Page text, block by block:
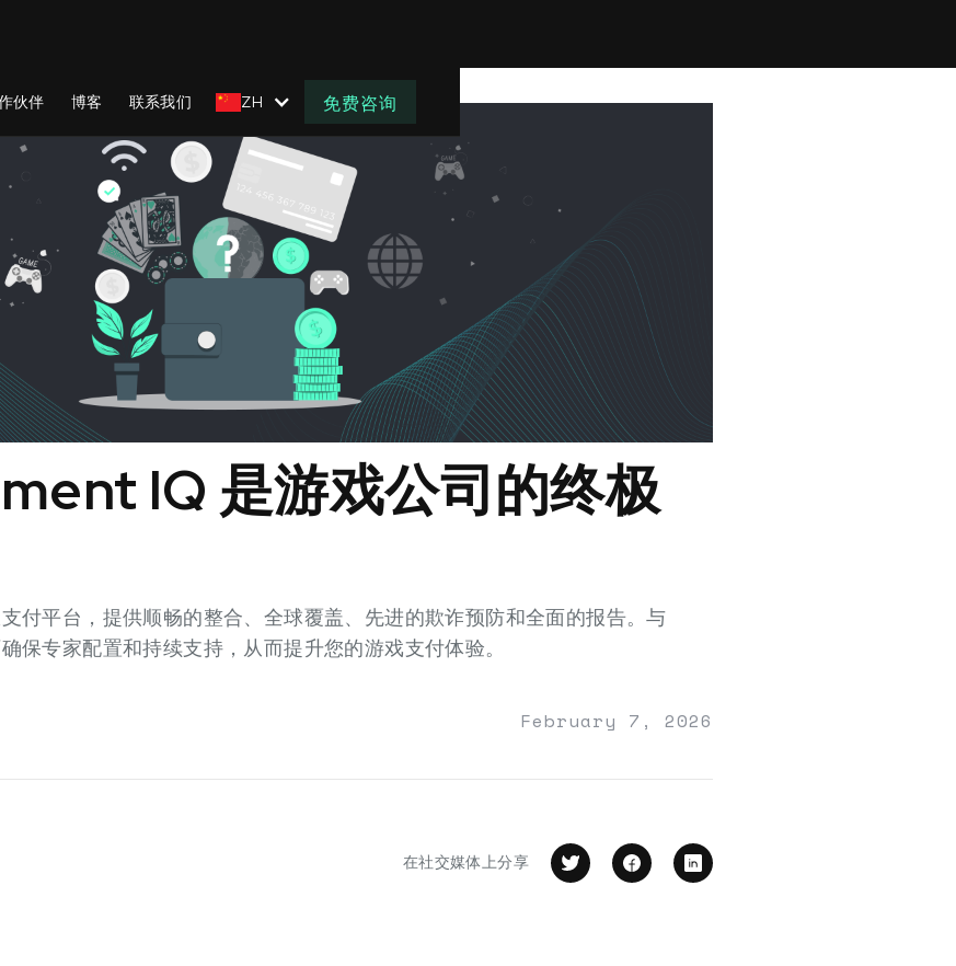
伙伴 博客 联系我们 ZH 免费咨询
IQ 是游戏公司的终极
付平台，提供顺畅的整合、全球覆盖、先进的欺诈预防和全面的报告。与
保专家配置和持续支持，从而提升您的游戏支付体验。
February 7, 2026
在社交媒体上分享